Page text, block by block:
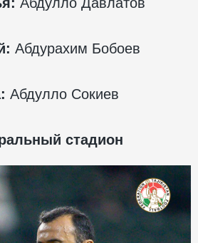
Абдурахим Бобоев
Абдулло Сокиев
стадион